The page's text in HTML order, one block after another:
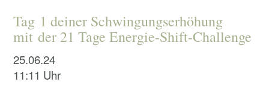
Tag 1 deiner Schwingungserhöhung
mit der 21 Tage Energie-Shift-Challenge
25.06.24
11:11 Uhr